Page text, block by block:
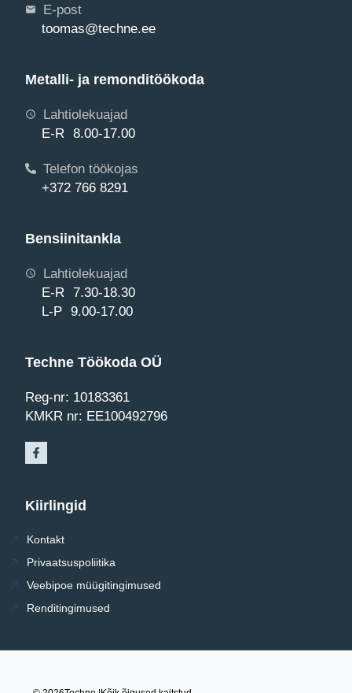
E-post
toomas@techne.ee
Metalli- ja remonditöökoda
Lahtiolekuajad
E-R 8.00-17.00
Telefon töökojas
+372 766 8291
Bensiinitankla
Lahtiolekuajad
E-R 7.30-18.30
L-P 9.00-17.00
Techne Töökoda OÜ
Reg-nr: 10183361
KMKR nr: EE100492796
Kiirlingid
Kontakt
Privaatsuspoliitika
Veebipoe müügitingimused
Renditingimused